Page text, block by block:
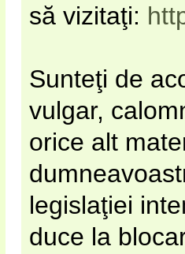
să vizitaţi:
Sunteţi de
vulgar,
orice alt
legislaţiei
duce la